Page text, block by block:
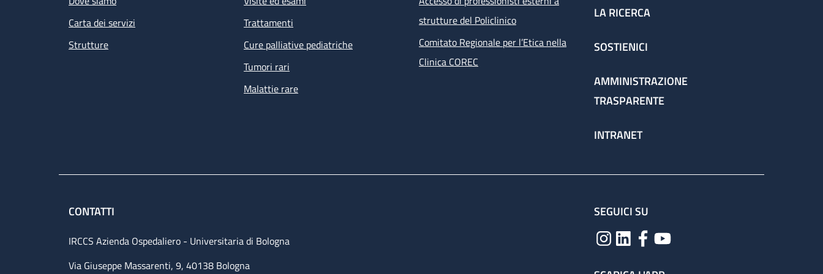
visita infettivologica
visita nefrologica
counselling psicologico
esami ematochimici, esami microbiologici su feci, urine, espettorato
tampone anale per PAP test e ricerca HPV
ECG
dei percorsi dell’ambulatorio sono prenotate direttamente dal servizio attraverso il percorso
Carta dei servizi
Strutture
Trattamenti
Cure palliative pediatriche
Tumori rari
Malattie rare
strutture del Policlinico
Comitato Regionale per l’Etica nella
Clinica COREC
LA RICERCA
SOSTIENICI
AMMINISTRAZIONE
TRASPARENTE
INTRANET
CONTATTI
IRCCS Azienda Ospedaliero - Universitaria di Bologna
Via Giuseppe Massarenti, 9, 40138 Bologna
SEGUICI SU